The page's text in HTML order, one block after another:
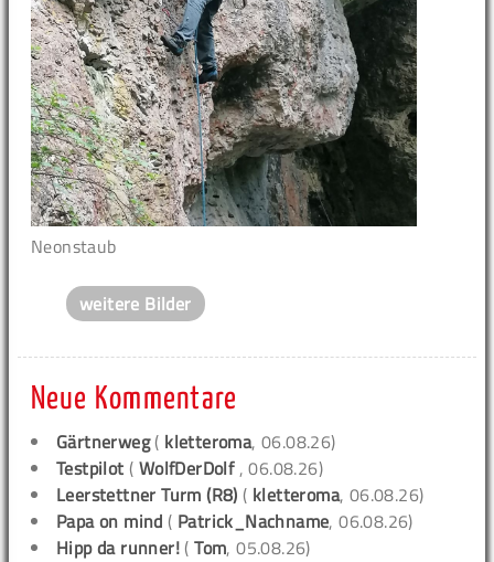
Neonstaub
weitere Bilder
Neue Kommentare
Gärtnerweg( kletteroma, 06.08.26)
Testpilot ( WolfDerDolf , 06.08.26)
Leerstettner Turm (R8) ( kletteroma, 06.08.26)
Papa on mind ( Patrick_Nachname, 06.08.26)
Hipp da runner! (Tom, 05.08.26)